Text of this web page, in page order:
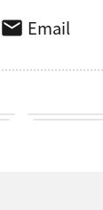
Email